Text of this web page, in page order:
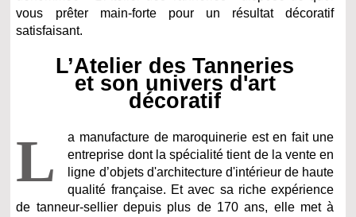
vous prêter main-forte pour un résultat décoratif
satisfaisant.
L’Atelier des Tanneries
et son univers d'art
décoratif
L
a manufacture de maroquinerie est en fait une
entreprise dont la spécialité tient de la vente en
ligne d’objets d'architecture d'intérieur de haute
qualité française. Et avec sa riche expérience
de tanneur-sellier depuis plus de 170 ans, elle met à